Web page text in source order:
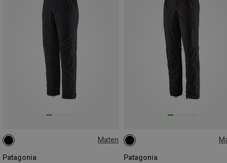
Maten
Patagonia
S
Patagonia
XS